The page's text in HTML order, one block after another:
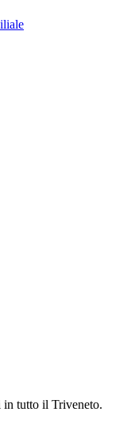
in tutto il Triveneto.